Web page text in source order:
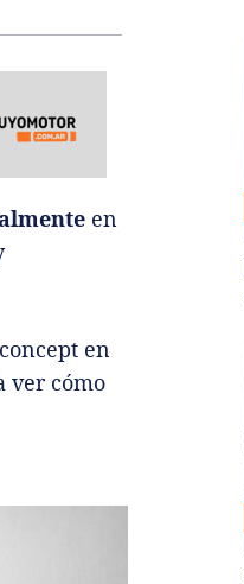
en
en
ver cómo